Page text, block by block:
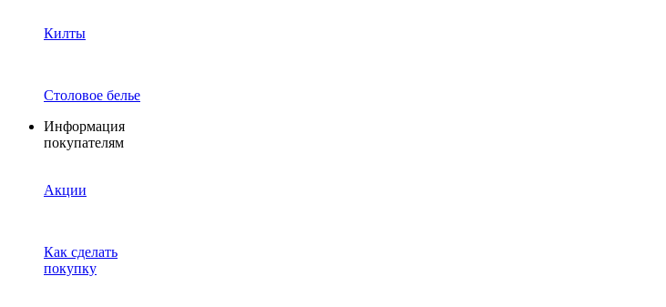
Килты
Столовое белье
Информация
покупателям
Акции
Как сделать
покупку